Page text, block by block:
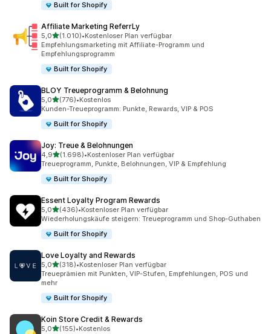
Built for Shopify
Affiliate Marketing ReferrLy
5,0von 5 Sternen
(1.010)
1010 Rezensionen insgesamt
•Kostenloser Plan verfügbar
Empfehlungsmarketing mit Affiliate-Programm und
Empfehlungsprogramm
Built for Shopify
BLOY Treueprogramm & Belohnung
5,0von 5 Sternen
(776)
776 Rezensionen insgesamt
•Kostenlos
Kunden-Treueprogramm: Punkte, Rewards, VIP & POS
Built for Shopify
Joy: Treue & Belohnungen
4,9von 5 Sternen
(1.698)
1698 Rezensionen insgesamt
•Kostenloser Plan verfügbar
Treueprogramm, Punkte, Belohnungen, VIP & Empfehlung
Built for Shopify
Essent Loyalty Program Rewards
5,0von 5 Sternen
(436)
436 Rezensionen insgesamt
•Kostenloser Plan verfügbar
Wiederholungskäufe steigern: Treueprogramm und Shop-Guthaben
Built for Shopify
Love Loyalty and Rewards
5,0von 5 Sternen
(318)
318 Rezensionen insgesamt
•Kostenloser Plan verfügbar
Treueprämien mit Punkten, VIP-Stufen, Empfehlungen, POS und
mehr
Built for Shopify
Koin Store Credit & Rewards
5,0von 5 Sternen
(155)
155 Rezensionen insgesamt
•Kostenlos